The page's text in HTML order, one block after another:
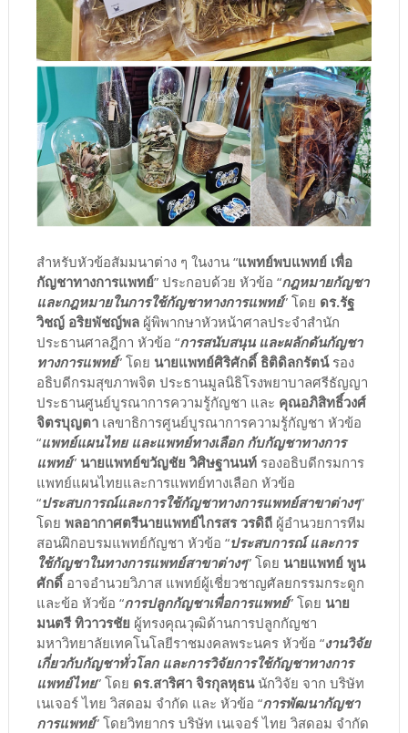
สำหรับหัวข้อสัมมนาต่าง ๆ ในงาน “แพทย์พบแพทย์ เพื่อ
กัญชาทางการแพทย์” ประกอบด้วย หัวข้อ “กฎหมายกัญชา
และกฎหมายในการใช้กัญชาทางการแพทย์” โดย ดร.รัฐ
วิชญ์ อริยพัชญ์พลผู้พิพากษาหัวหน้าศาลประจำสำนัก
ประธานศาลฎีกา หัวข้อ “การสนับสนุน และผลักดันกัญชา
ทางการแพทย์” โดย นายแพทย์ศิริศักดิ์ ธิติดิลกรัตน์รอง
อธิบดีกรมสุขภาพจิต ประธานมูลนิธิโรงพยาบาลศรีธัญญา
ประธานศูนย์บูรณาการความรู้กัญชา และ คุณอภิสิทธิ์วงศ์
จิตรบุญตาเลขาธิการศูนย์บูรณาการความรู้กัญชา หัวข้อ
“แพทย์แผนไทย และแพทย์ทางเลือก กับกัญชาทางการ
แพทย์” นายแพทย์ขวัญชัย วิศิษฐานนท์รองอธิบดีกรมการ
แพทย์แผนไทยและการแพทย์ทางเลือก หัวข้อ
“ประสบการณ์และการใช้กัญชาทางการแพทย์สาขาต่างๆ”
โดย พลอากาศตรีนายแพทย์ไกรสร วรดิถีผู้อำนวยการทีม
สอนฝึกอบรมแพทย์กัญชา หัวข้อ “ประสบการณ์ และการ
ใช้กัญชาในทางการแพทย์สาขาต่างๆ” โดย นายแพทย์ พูน
ศักดิ์อาจอำนวยวิภาส แพทย์ผู้เชี่ยวชาญศัลยกรรมกระดูก
และข้อ หัวข้อ “การปลูกกัญชาเพื่อการแพทย์” โดย นาย
มนตรี ทิวาวรชัย ผู้ทรงคุณวุฒิด้านการปลูกกัญชา
มหาวิทยาลัยเทคโนโลยีราชมงคลพระนคร หัวข้อ “งานวิจัย
เกี่ยวกับกัญชาทั่วโลก และการวิจัยการใช้กัญชาทางการ
แพทย์ไทย” โดย ดร.สาริศา จิรกุลหุธน นักวิจัย จาก บริษัท
เนเจอร์ ไทย วิสดอม จำกัด และ หัวข้อ “การพัฒนากัญชา
การแพทย์” โดยวิทยากร บริษัท เนเจอร์ ไทย วิสดอม จำกัด